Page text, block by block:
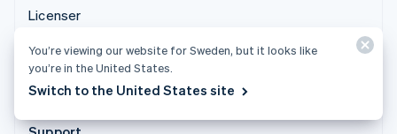
Licenser
Cookie-inställningar
Fler resurser
You’re viewing our website for Sweden, but it looks like
you’re in the United States.
Switch to the United States site